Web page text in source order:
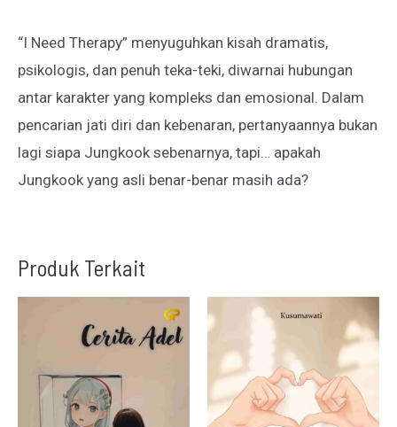
“I Need Therapy” menyuguhkan kisah dramatis,
psikologis, dan penuh teka-teki, diwarnai hubungan
antar karakter yang kompleks dan emosional. Dalam
pencarian jati diri dan kebenaran, pertanyaannya bukan
lagi siapa Jungkook sebenarnya, tapi… apakah
Jungkook yang asli benar-benar masih ada?
Produk Terkait